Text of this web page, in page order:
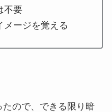
不要
メージを覚える
ので、できる限り暗